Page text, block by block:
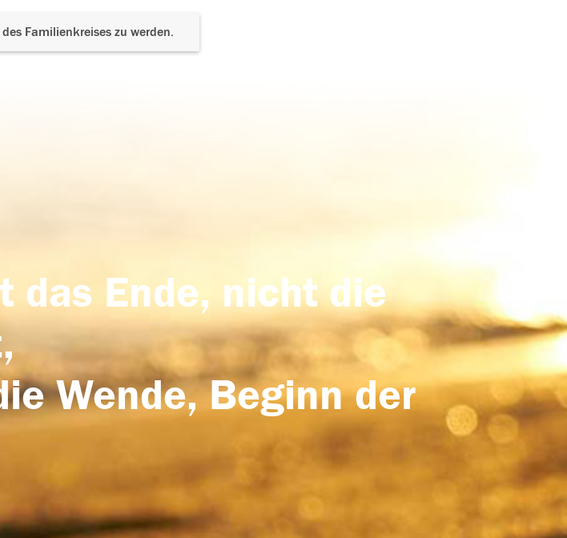
Familienkreises zu werden.
das Ende, nicht die
Wende, Beginn der